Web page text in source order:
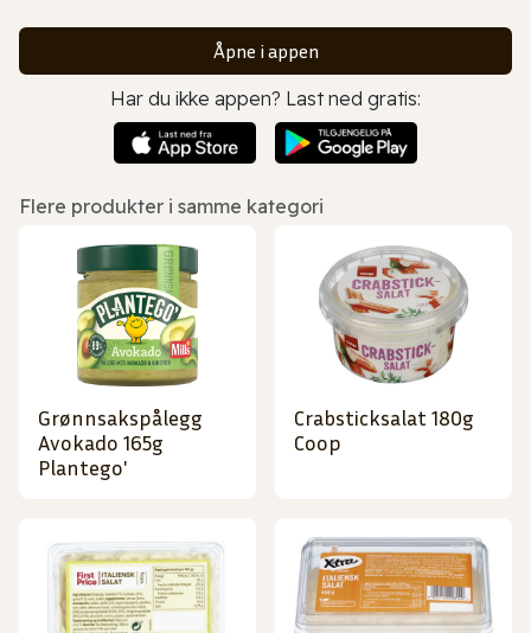
Åpne i appen
Har du ikke appen? Last ned gratis:
Flere produkter i samme kategori
Grønnsakspålegg
Avokado 165g
Plantego'
Crabsticksalat 180g
Coop